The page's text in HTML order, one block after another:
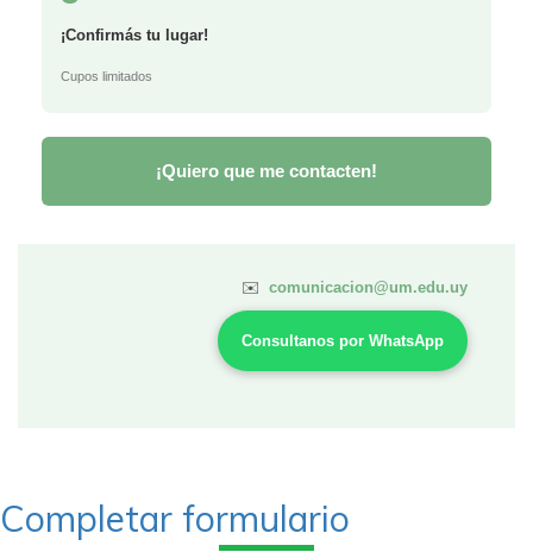
¡Confirmás tu lugar!
Cupos limitados
¡Quiero que me contacten!
✉️ comunicacion@um.edu.uy
Consultanos por WhatsApp
Completar formulario